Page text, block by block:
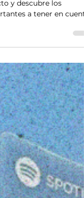
Productor
un productor musical
y descubre los
música. En esta guía
sobre estilos de
compatibilidad
autor y estrategias
que potencie tu
tu carrera musical